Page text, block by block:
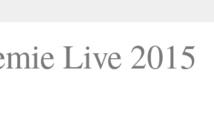
Live 2015